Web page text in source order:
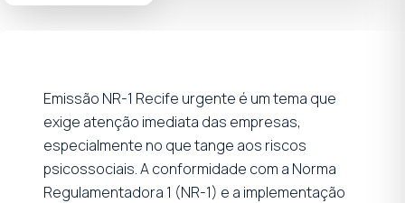
Emissão NR-1 Recife urgente é um tema que
exige atenção imediata das empresas,
especialmente no que tange aos riscos
psicossociais. A conformidade com a Norma
Regulamentadora 1 (NR-1) e a implementação